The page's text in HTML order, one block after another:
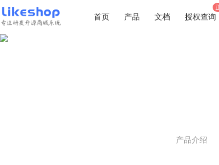
首页 产品 文档 授权查询
产品介绍